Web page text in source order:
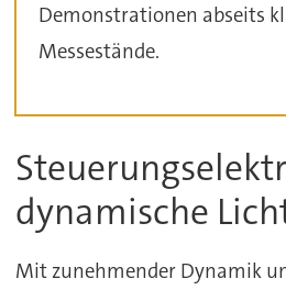
Demonstrationen abseits
Messestände.
dynamische
Mit zunehmender Dynamik